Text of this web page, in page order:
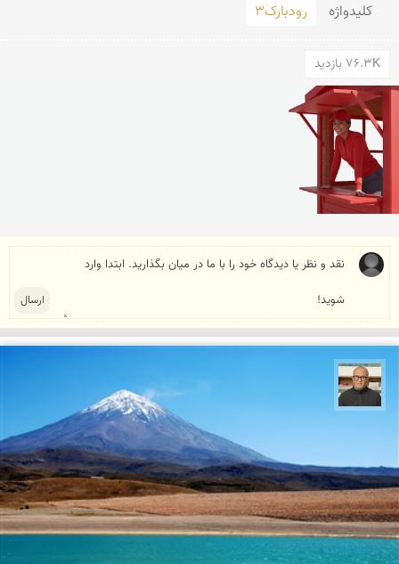
کلید‌واژه رودبارک3
76.3K بازدید